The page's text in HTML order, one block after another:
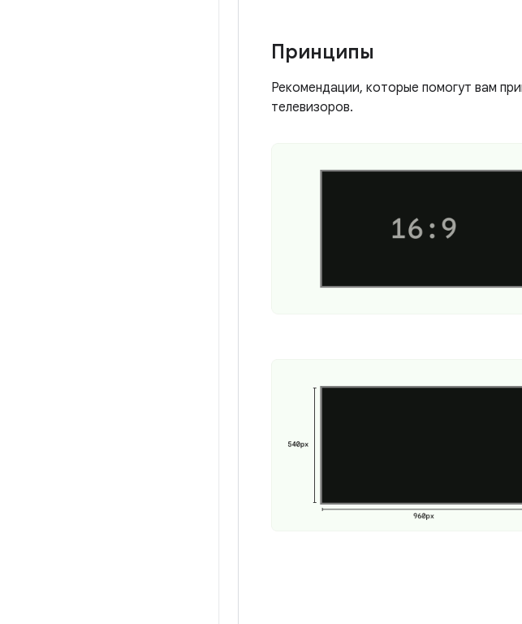
Принципы
Рекомендации, которые помогут вам
телевизоров.